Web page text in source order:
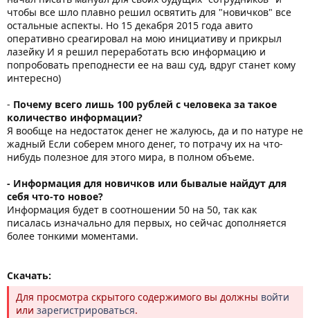
чтобы все шло плавно решил освятить для "новичков" все
остальные аспекты. Но 15 декабря 2015 года авито
оперативно среагировал на мою инициативу и прикрыл
лазейку И я решил переработать всю информацию и
попробовать преподнести ее на ваш суд, вдруг станет кому
интересно)
- Почему всего лишь 100 рублей с человека за такое
количество информации?
Я вообще на недостаток денег не жалуюсь, да и по натуре не
жадный Если соберем много денег, то потрачу их на что-
нибудь полезное для этого мира, в полном объеме.
- Информация для новичков или бывалые найдут для
себя что-то новое?
Информация будет в соотношении 50 на 50, так как
писалась изначально для первых, но сейчас дополняется
более тонкими моментами.
Скачать:
Для просмотра скрытого содержимого вы должны войти
или зарегистрироваться.